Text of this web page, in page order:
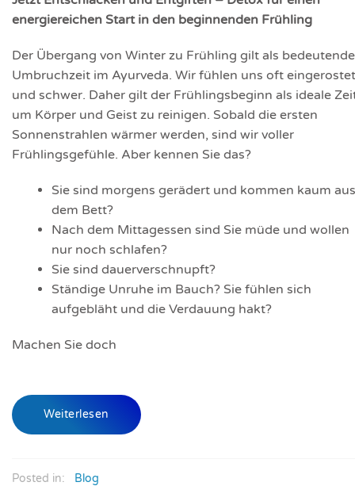
energiereichen Start in den beginnenden Frühling
Der Übergang von Winter zu Frühling gilt als bedeutende
Umbruchzeit im Ayurveda. Wir fühlen uns oft eingerostet
und schwer. Daher gilt der Frühlingsbeginn als ideale
um Körper und Geist zu reinigen. Sobald die ersten
Sonnenstrahlen wärmer werden, sind wir voller
Frühlingsgefühle. Aber kennen Sie das?
Sie sind morgens gerädert und kommen kaum aus
dem Bett?
Nach dem Mittagessen sind Sie müde und wollen
nur noch schlafen?
Sie sind dauerverschnupft?
Ständige Unruhe im Bauch? Sie fühlen sich
aufgebläht und die Verdauung hakt?
Machen Sie doch
Weiterlesen
Posted in:
Blog